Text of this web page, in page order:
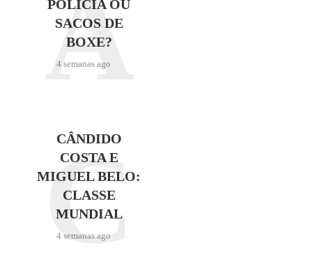
POLÍCIA OU
SACOS DE
BOXE?
4 semanas ago
A
CÂNDIDO
COSTA E
MIGUEL BELO:
CLASSE
MUNDIAL
4 semanas ago
C